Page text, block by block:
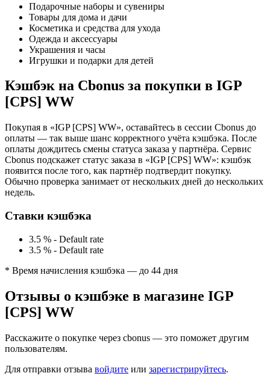
Подарочные наборы и сувениры
Товары для дома и дачи
Косметика и средства для ухода
Одежда и аксессуары
Украшения и часы
Игрушки и подарки для детей
Кэшбэк на Cbonus за покупки в IGP
[CPS] WW
Покупая в «IGP [CPS] WW», оставайтесь в сессии Cbonus до
оплаты — так выше шанс корректного учёта кэшбэка. После
оплаты дождитесь смены статуса заказа у партнёра. Сервис
Cbonus подскажет статус заказа в «IGP [CPS] WW»: кэшбэк
появится после того, как партнёр подтвердит покупку.
Обычно проверка занимает от нескольких дней до нескольких
недель.
Ставки кэшбэка
3.5 % - Default rate
3.5 % - Default rate
* Время начисления кэшбэка — до 44 дня
Отзывы о кэшбэке в магазине IGP
[CPS] WW
Расскажите о покупке через cbonus — это поможет другим
пользователям.
Для отправки отзыва войдите или зарегистрируйтесь.